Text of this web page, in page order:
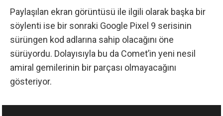
Paylaşılan ekran görüntüsü ile ilgili olarak başka bir
söylenti ise bir sonraki Google Pixel 9 serisinin
sürüngen kod adlarına sahip olacağını öne
sürüyordu. Dolayısıyla bu da Comet’in yeni nesil
amiral gemilerinin bir parçası olmayacağını
gösteriyor.